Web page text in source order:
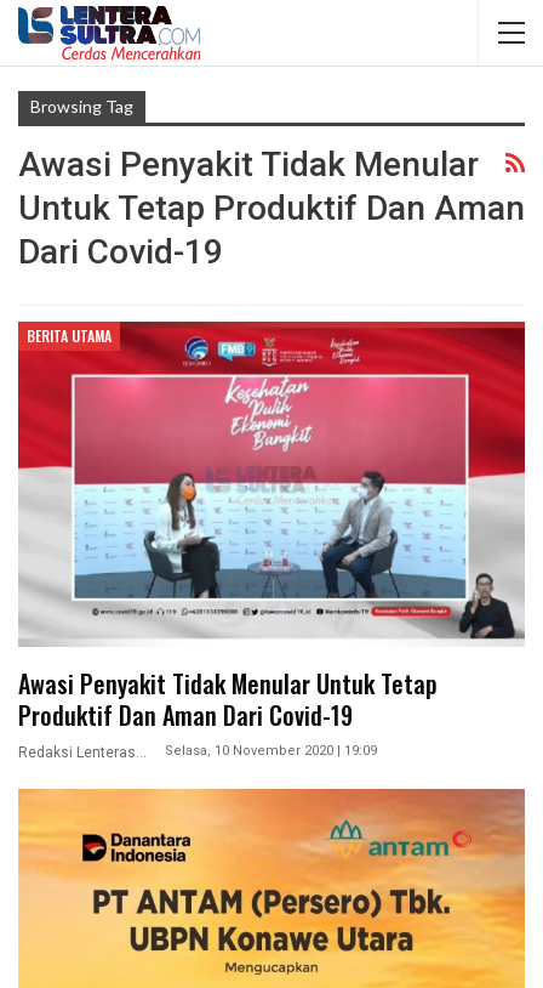
Browsing Tag
Awasi Penyakit Tidak Menular
Untuk Tetap Produktif Dan Aman
Dari Covid-19
BERITA UTAMA
Awasi Penyakit Tidak Menular Untuk Tetap
Produktif Dan Aman Dari Covid-19
Selasa, 10 November 2020 | 19:09